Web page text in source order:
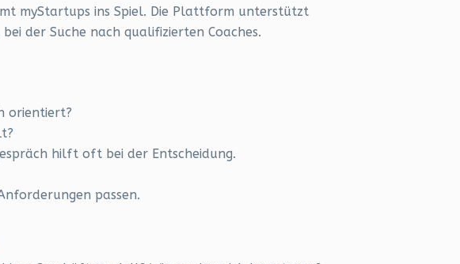
myStartups ins Spiel. Die Plattform unterstützt
der Suche nach qualifizierten Coaches.
orientiert?
hilft oft bei der Entscheidung.
passen.